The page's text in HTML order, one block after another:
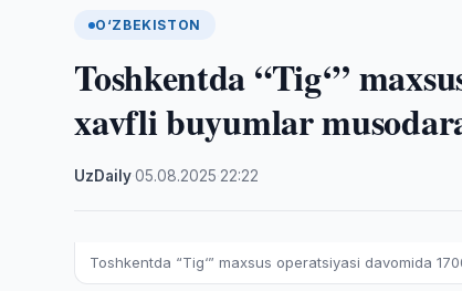
O‘ZBEKISTON
Toshkentda “Tig‘”
xavfli buyumlar
UzDaily·05.08.2025 22:22
Toshkentda “Tig‘” maxsus operatsiyasi davomida